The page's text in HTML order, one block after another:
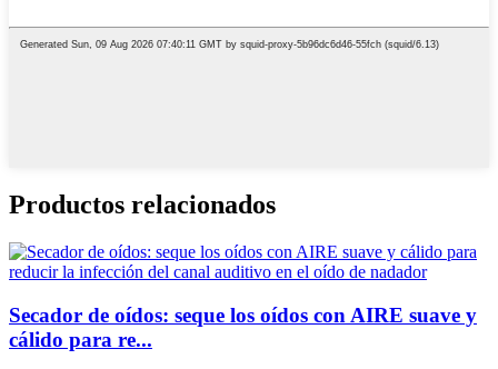
Productos relacionados
Secador de oídos: seque los oídos con AIRE suave y
cálido para re...